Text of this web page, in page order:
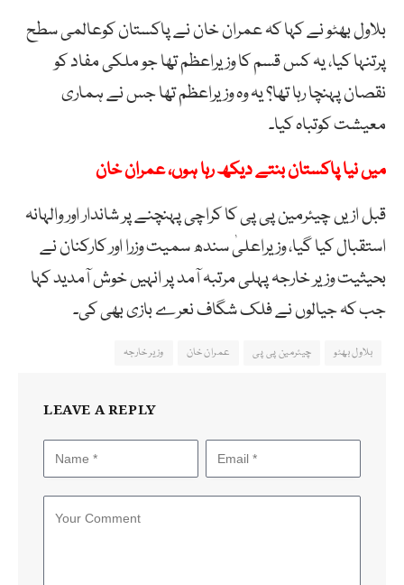
بلاول بھٹو نے کہا کہ عمران خان نے پاکستان کوعالمی سطح
پرتنہا کیا، یہ کس قسم کا وزیراعظم تھا جو ملکی مفاد کو
نقصان پہنچا رہا تھا؟ یہ وہ وزیراعظم تھا جس نے ہماری
معیشت کوتباہ کیا۔
میں نیا پاکستان بنتے دیکھ رہا ہوں، عمران خان
قبل ازیں چیئرمین پی پی کا کراچی پہنچنے پر شاندار اور والہانہ
استقبال کیا گیا، وزیراعلیٰ سندھ سمیت وزرا اور کارکنان نے
بحیثیت وزیر خارجہ پہلی مرتبہ آمد پر انہیں خوش آمدید کہا
جب کہ جیالوں نے فلک شگاف نعرے بازی بھی کی۔
بلاول بھٹو چیئرمین پی پی عمران خان وزیر خارجہ
LEAVE A REPLY